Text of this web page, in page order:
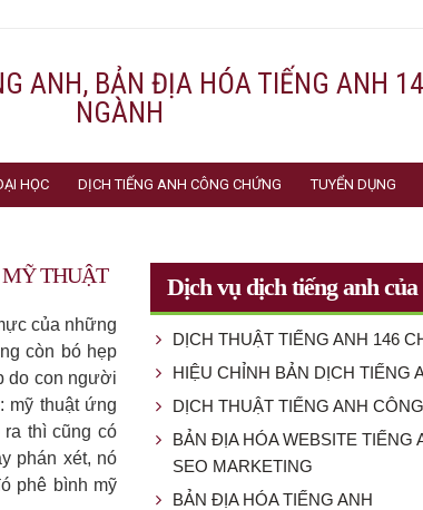
ANH, BẢN ĐỊA HÓA TIẾNG ANH
NGÀNH
HỌC DỊCH TIẾNG ANH CÔNG CHỨNG TUYỂN DỤNG
THUẬT
của những
còn bó hẹp
do con người
mỹ thuật ứng
thì cũng có
phán xét, nó
phê bình mỹ
Dịch vụ dịch tiếng anh
DỊCH THUẬT TIẾNG ANH 146
HIỆU CHỈNH BẢN DỊCH TIẾNG
DỊCH THUẬT TIẾNG ANH
BẢN ĐỊA HÓA WEBSITE TIẾNG
SEO MARKETING
BẢN ĐỊA HÓA TIẾNG ANH